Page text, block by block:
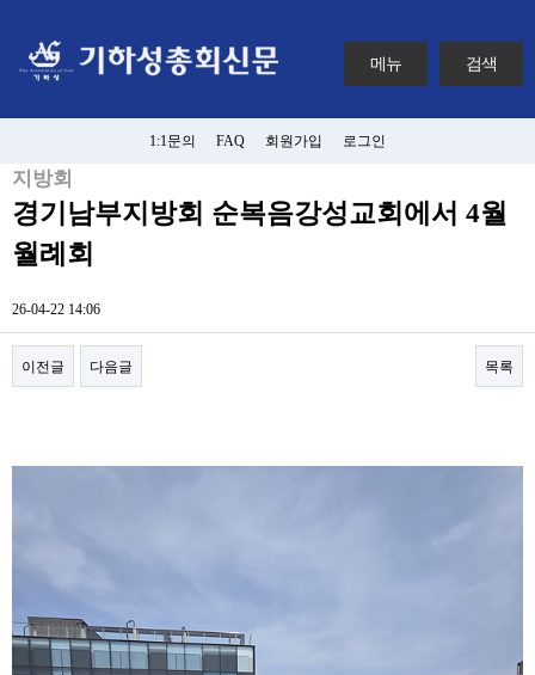
메뉴 검색
1:1문의 FAQ 회원가입 로그인
지방회
경기남부지방회 순복음강성교회에서 4월
월례회
26-04-22 14:06
이전글 다음글 목록